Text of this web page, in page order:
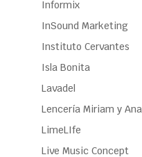
Informix
InSound Marketing
Instituto Cervantes
Isla Bonita
Lavadel
Lencería Miriam y Ana
LimeLIfe
Live Music Concept